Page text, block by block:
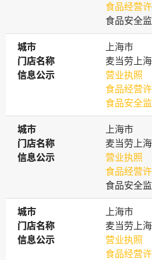
食品经营
食品安全
城市
城市
上海市
门店名称
门店名称
麦当劳上
信息公示
信息公示
营业执照
食品经营
食品安全
城市
城市
上海市
门店名称
门店名称
麦当劳上
信息公示
信息公示
营业执照
食品经营
食品安全
城市
城市
上海市
门店名称
门店名称
麦当劳上
信息公示
信息公示
营业执照
食品经营